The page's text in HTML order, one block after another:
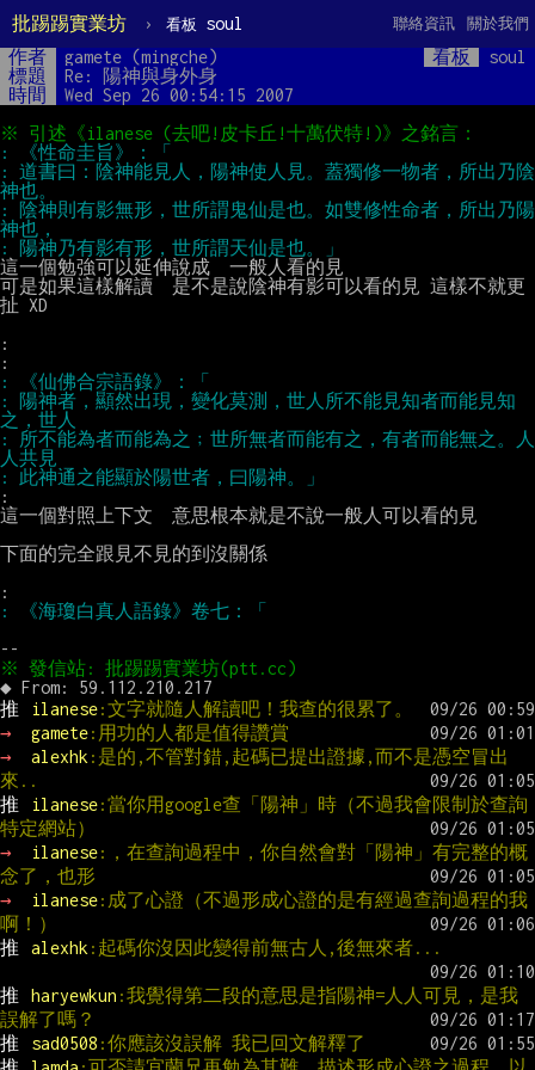
批踢踢實業坊 › 看板 soul 關於我們
聯絡資訊
作者 gamete (mingche) 看板
soul
標題
Re: 陽神與身外身
時間
Wed Sep 26 00:54:15 2007
: 道書曰：陰神能見人，陽神使人見。蓋獨修一物者，所出乃陰
: 陰神則有影無形，世所謂鬼仙是也。如雙修性命者，所出乃陽
這一個勉強可以延伸說成  一般人看的見
可是如果這樣解讀  是不是說陰神有影可以看的見 這樣不就更
扯 XD
:
: 陽神者，顯然出現，變化莫測，世人所不能見知者而能見知
: 所不能為者而能為之﹔世所無者而能有之，有者而能無之。人
:
這一個對照上下文  意思根本就是不說一般人可以看的見
下面的完全跟見不見的到沒關係
推
ilanese:文字就隨人解讀吧！我查的很累了。
→
gamete:用功的人都是值得讚賞
→
alexhk :是的,不管對錯,起碼已提出證據,而不是憑空冒出
來..
推
ilanese:當你用google查「陽神」時（不過我會限制於查詢
特定網站）
→
ilanese:，在查詢過程中，你自然會對「陽神」有完整的概
念了，也形
→
ilanese:成了心證（不過形成心證的是有經過查詢過程的我
啊！）
推
alexhk :起碼你沒因此變得前無古人,後無來者...
推 haryewkun :我覺得第二段的意思是指陽神=人人可見，是我
誤解了嗎？
推
sad0508 :你應該沒誤解 我已回文解釋了